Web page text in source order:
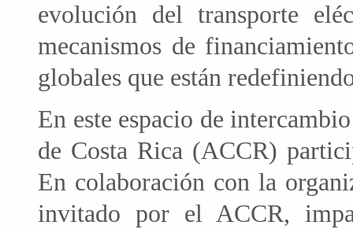
evolución del transporte
mecanismos de
globales que están
En este espacio de
de Costa Rica (ACCR)
En colaboración con la
invitado por el ACCR,